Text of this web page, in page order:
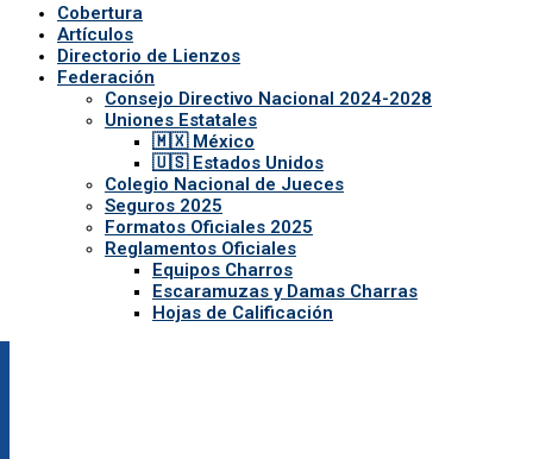
Cobertura
Artículos
Directorio de Lienzos
Federación
Consejo Directivo Nacional 2024-2028
Uniones Estatales
🇲🇽 México
🇺🇸 Estados Unidos
Colegio Nacional de Jueces
Seguros 2025
Formatos Oficiales 2025
Reglamentos Oficiales
Equipos Charros
Escaramuzas y Damas Charras
Hojas de Calificación